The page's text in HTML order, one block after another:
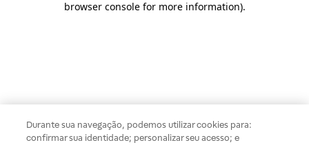
browser console for more information).
Durante sua navegação, podemos utilizar cookies para:
confirmar sua identidade; personalizar seu acesso; e